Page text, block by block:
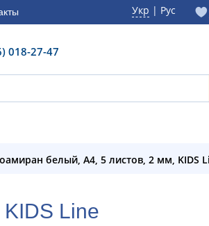
Укр | Рус
018-27-47
Фоамиран белый, А4, 5 листов, 2 мм, KIDS
Line